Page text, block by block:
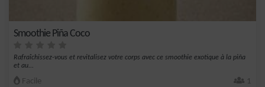
Smoothie Piña Coco
Rafraîchissez-vous et revitalisez votre corps avec ce smoothie exotique à la piña
et au...
Facile 1